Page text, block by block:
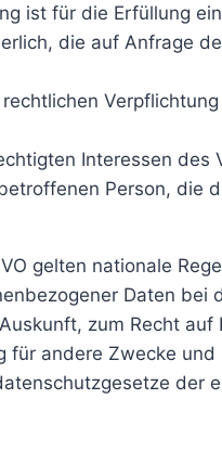
ist für die Erfüllung
die auf Anfrage
Interessen des
Person, die
gelten nationale
Daten bei
zum Recht auf
für andere Zwecke
der